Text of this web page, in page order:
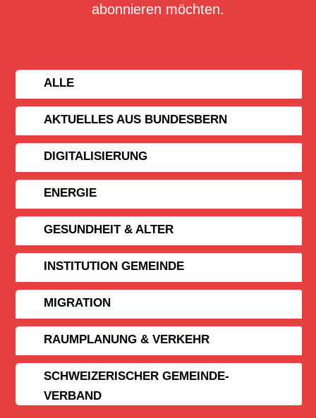
abonnieren möchten.
ALLE
AKTUELLES AUS BUNDESBERN
DIGITALISIERUNG
ENERGIE
GESUNDHEIT & ALTER
INSTITUTION GEMEINDE
MIGRATION
RAUMPLANUNG & VERKEHR
SCHWEIZERISCHER GEMEINDE­
VERBAND